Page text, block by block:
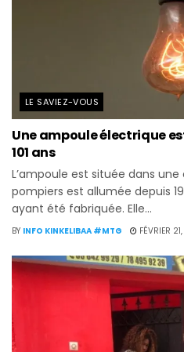
LE SAVIEZ-VOUS
Une ampoule électrique
101 ans
L’ampoule est située dans
pompiers est allumée depuis
ayant été fabriquée. Elle...
BY INFO KINKELIBAA #MTG FÉVRIER